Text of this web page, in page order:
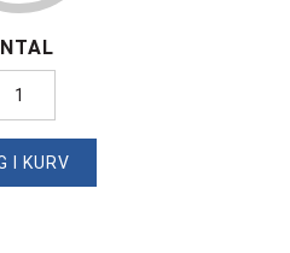
I KURV